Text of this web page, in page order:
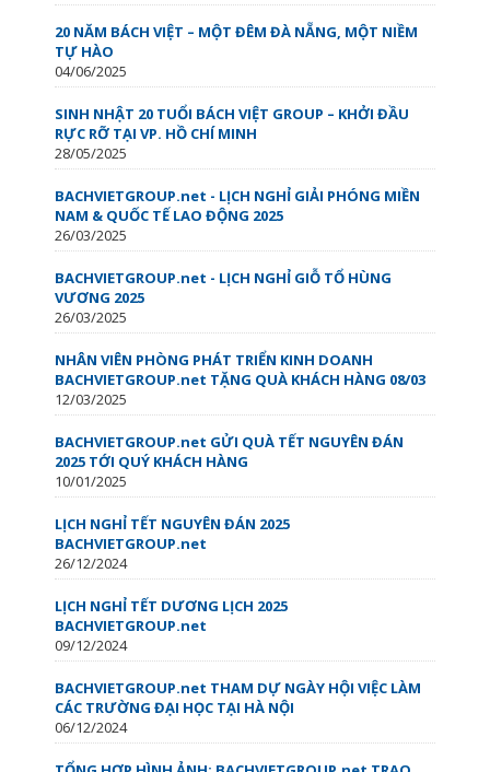
20 NĂM BÁCH VIỆT – MỘT ĐÊM ĐÀ NẴNG, MỘT NIỀM
TỰ HÀO
04/06/2025
SINH NHẬT 20 TUỔI BÁCH VIỆT GROUP – KHỞI ĐẦU
RỰC RỠ TẠI VP. HỒ CHÍ MINH
28/05/2025
BACHVIETGROUP.net - LỊCH NGHỈ GIẢI PHÓNG MIỀN
NAM & QUỐC TẾ LAO ĐỘNG 2025
26/03/2025
BACHVIETGROUP.net - LỊCH NGHỈ GIỖ TỔ HÙNG
VƯƠNG 2025
26/03/2025
NHÂN VIÊN PHÒNG PHÁT TRIỂN KINH DOANH
BACHVIETGROUP.net TẶNG QUÀ KHÁCH HÀNG 08/03
12/03/2025
BACHVIETGROUP.net GỬI QUÀ TẾT NGUYÊN ĐÁN
2025 TỚI QUÝ KHÁCH HÀNG
10/01/2025
LỊCH NGHỈ TẾT NGUYÊN ĐÁN 2025
BACHVIETGROUP.net
26/12/2024
LỊCH NGHỈ TẾT DƯƠNG LỊCH 2025
BACHVIETGROUP.net
09/12/2024
BACHVIETGROUP.net THAM DỰ NGÀY HỘI VIỆC LÀM
CÁC TRƯỜNG ĐẠI HỌC TẠI HÀ NỘI
06/12/2024